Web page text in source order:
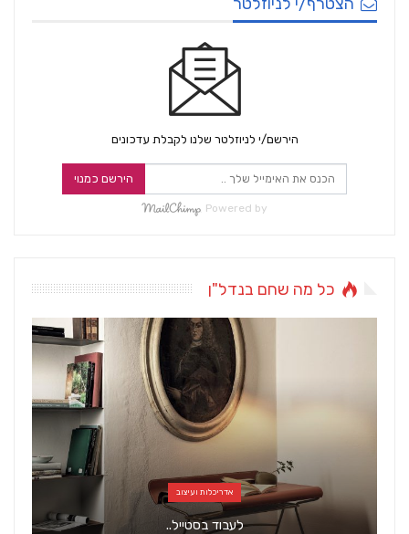
הירשם/י לניוזלטר שלנו לקבלת עדכונים
הירשם כמנוי
Powered by
כל מה שחם בנדל"ן
אדריכלות ועיצוב
בחזרה למטבח